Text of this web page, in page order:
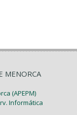
MENORCA
(APEPM)
Informática